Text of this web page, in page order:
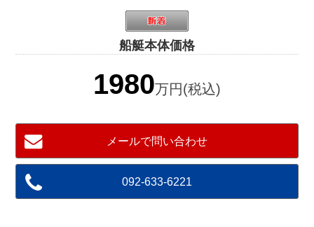
船艇本体価格
1980万円(税込)
メールで問い合わせ
092-633-6221